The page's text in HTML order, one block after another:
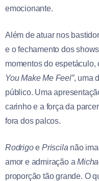
emocionante.
Além de atuar nos
e o fechamento dos
momentos do espetáculo,
You Make Me Feel”, uma
público. Uma
carinho e a força da
fora dos palcos.
RodrigoePriscila não
amor e admiração a
proporção tão grande. O